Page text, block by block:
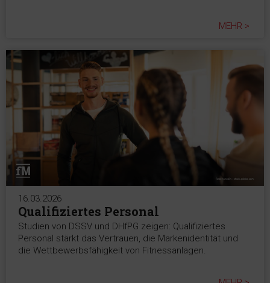
MEHR >
16.03.2026
Qualifiziertes Personal
Studien von DSSV und DHfPG zeigen: Qualifiziertes
Personal stärkt das Vertrauen, die Markenidentität und
die Wettbewerbsfähigkeit von Fitnessanlagen.